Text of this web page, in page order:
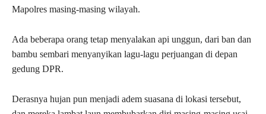
Mapolres masing-masing wilayah.
Ada beberapa orang tetap menyalakan api unggun, dari ban dan
bambu sembari menyanyikan lagu-lagu perjuangan di depan
gedung DPR.
Derasnya hujan pun menjadi adem suasana di lokasi tersebut,